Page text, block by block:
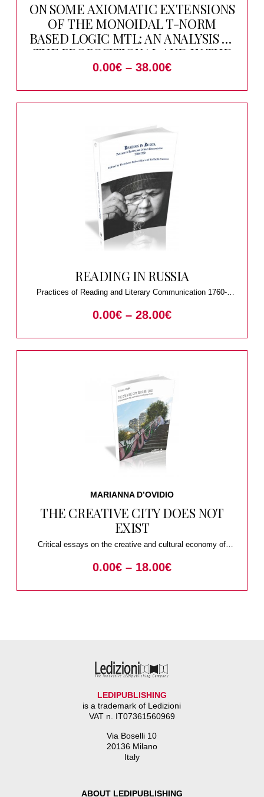
ON SOME AXIOMATIC EXTENSIONS
OF THE MONOIDAL T-NORM
BASED LOGIC MTL: AN ANALYSIS IN
THE PROPOSITIONAL AND IN THE
FIRST-ORDER CASE
0.00€ – 38.00€
READING IN RUSSIA
Practices of Reading and Literary Communication 1760-
0.00€ – 28.00€
MARIANNA D’OVIDIO
THE CREATIVE CITY DOES NOT
EXIST
Critical essays on the creative and cultural economy of
0.00€ – 18.00€
LEDIPUBLISHING
is a trademark of Ledizioni
VAT n. IT07361560969
Via Boselli 10
20136 Milano
Italy
ABOUT LEDIPUBLISHING